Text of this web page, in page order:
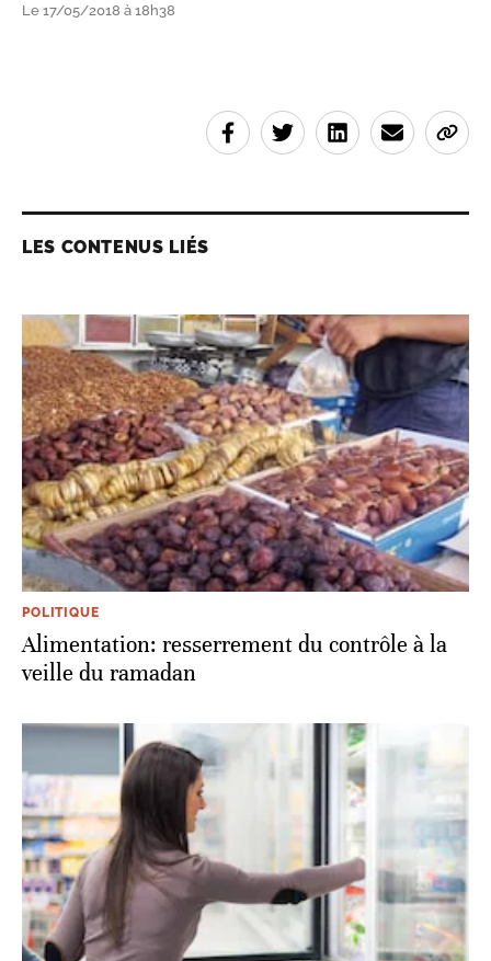
Le 17/05/2018 à 18h38
LES CONTENUS LIÉS
POLITIQUE
Alimentation: resserrement du contrôle à la
veille du ramadan